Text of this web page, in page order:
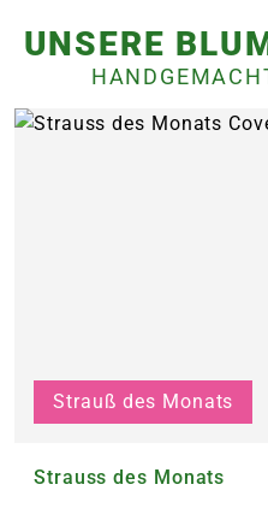
UNSERE
Strauß des Monats
Strauss des Monats